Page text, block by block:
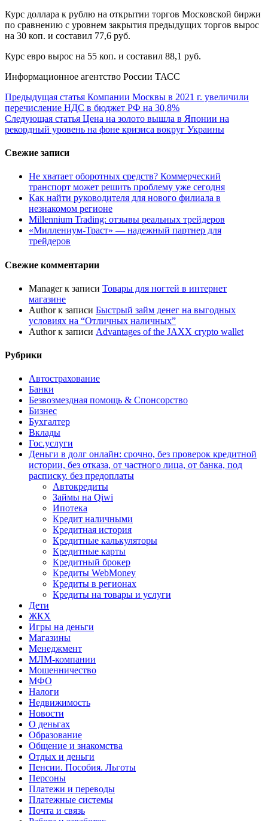
Курс доллара к рублю на открытии торгов Московской биржи
по сравнению с уровнем закрытия предыдущих торгов вырос
на 30 коп. и составил 77,6 руб.
Курс евро вырос на 55 коп. и составил 88,1 руб.
Информационное агентство России ТАСС
Продолжить
чтение
Предыдущая статья Компании Москвы в 2021 г. увеличили
перечисление НДС в бюджет РФ на 30,8%
Следующая статья Цена на золото вышла в Японии на
рекордный уровень на фоне кризиса вокруг Украины
Свежие записи
Не хватает оборотных средств? Коммерческий
транспорт может решить проблему уже сегодня
Как найти руководителя для нового филиала в
незнакомом регионе
Millennium Trading: отзывы реальных трейдеров
«Миллениум-Траст» — надежный партнер для
трейдеров
Свежие комментарии
Managerк записи Товары для ногтей в интернет
магазине
Authorк записи Быстрый займ денег на выгодных
условиях на “Отличных наличных”
Authorк записи Advantages of the JAXX crypto wallet
Рубрики
Автострахование
Банки
Безвозмездная помощь & Спонсорство
Бизнес
Бухгалтер
Вклады
Гос.услуги
Деньги в долг онлайн: срочно, без проверок кредитной
истории, без отказа, от частного лица, от банка, под
расписку. без предоплаты
Автокредиты
Займы на Qiwi
Ипотека
Кредит наличными
Кредитная история
Кредитные калькуляторы
Кредитные карты
Кредитный брокер
Кредиты WebMoney
Кредиты в регионах
Кредиты на товары и услуги
Дети
ЖКХ
Игры на деньги
Магазины
Менеджмент
МЛМ-компании
Мошенничество
МФО
Налоги
Недвижимость
Новости
О деньгах
Образование
Общение и знакомства
Отдых и деньги
Пенсии. Пособия. Льготы
Персоны
Платежи и переводы
Платежные системы
Почта и связь